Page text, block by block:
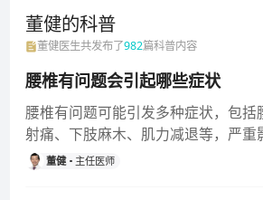
海市科技进步奖评审专家及多个省市
专家。主编副主编参编国家教材7部
杂志及10余本SCI杂志编委、通讯编
博士研究生和博士后研究人员，目前
博士后2名。
董健的科普
董健医生共发布了982篇科普内容
腰椎有问题会引起哪些症状
腰椎有问题可能引发多种症状，包括
射痛、下肢麻木、肌力减退等，严重
活和工作能力。 1、腰部
董健 主任医师